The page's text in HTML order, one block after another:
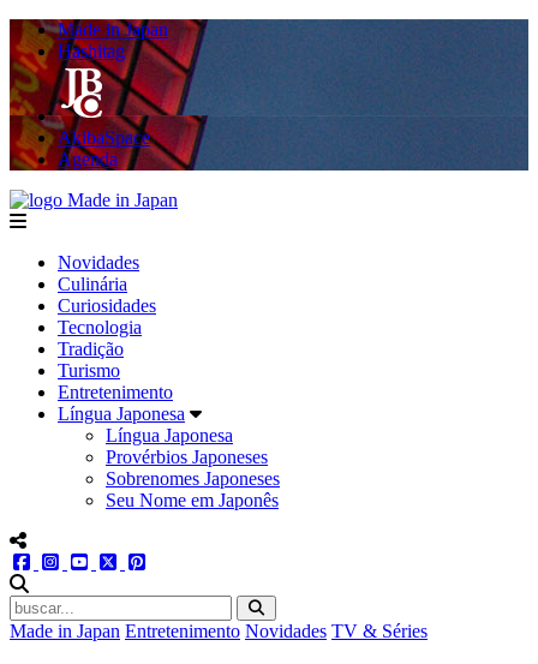
Made in Japan
Hashitag
AkibaSpace
Agenda
menu
Novidades
Culinária
Curiosidades
Tecnologia
Tradição
Turismo
Entretenimento
Língua Japonesa
Língua Japonesa
Provérbios Japoneses
Sobrenomes Japoneses
Seu Nome em Japonês
menu redes social
facebookinstagram
youtube
twitter
Made in Japan Entretenimento Novidades TV & Séries